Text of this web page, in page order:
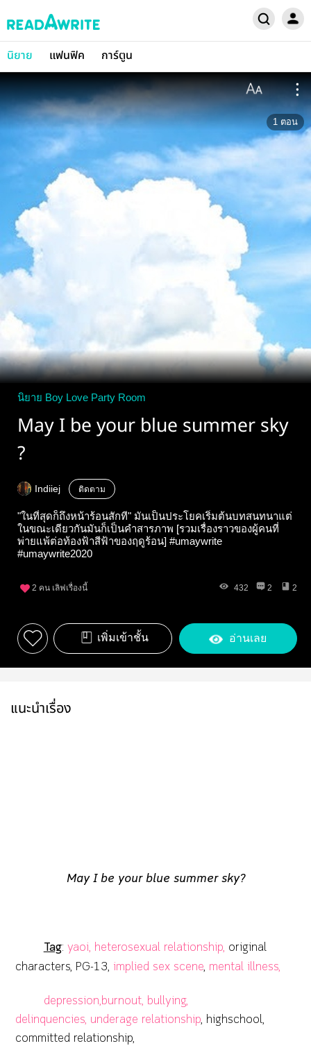
นิยาย แฟนฟิค การ์ตูน
1 ตอน
นิยาย Boy Love Party Room
May I be your blue summer sky
?
Indiiej ติดตาม
"ในที่สุดก็ถึงหน้าร้อนสักที" มันเป็นประโยคเริ่มต้นบทสนทนาแต่
ในขณะเดียวกันมันก็เป็นคำสารภาพ [รวมเรื่องราวของผู้คนที่
พ่ายแพ้ต่อท้องฟ้าสีฟ้าของฤดูร้อน] #umaywrite
#umaywrite2020
2 คน เลิฟเรื่องนี้ 432 2 2
เพิ่มเข้าชั้น อ่านเลย
แนะนำเรื่อง
May I be your blue summer sky?
Tag: yaoi, heterosexual relationship, original
characters, PG-13, implied sex scene, mental illness,
depression,burnout, bullying,
delinquencies, underage relationship, highschool,
committed relationship,